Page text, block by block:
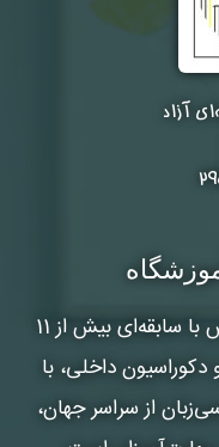
آزاد
با سابقه‌ای بیش از 11
داخلی، با
از سراسر جهان،